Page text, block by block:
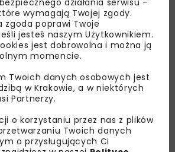
Pracodawców
OPUBLIKOWANO: 25.11.2021
i perspektywy rozwoju
działania serwisu –
wymagają Twojej zgody.
zgoda poprawi Twoje
jesteś naszym Użytkownikiem.
jest dobrowolna i można ją
momencie.
Twoich danych osobowych jest
w Krakowie, a w niektórych
Partnerzy.
o korzystaniu przez nas z plików
Twoich danych
o przysługujących Ci